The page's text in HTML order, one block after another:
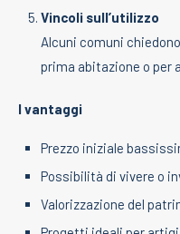
Vincoli sull’utilizzo
Alcuni comuni
prima abitazione o
I vantaggi
Prezzo iniziale
Possibilità di vivere o
Valorizzazione del